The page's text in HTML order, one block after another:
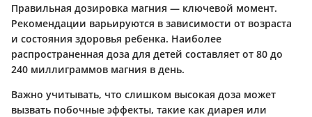
Правильная дозировка магния — ключевой момент.
Рекомендации варьируются в зависимости от возраста
и состояния здоровья ребенка. Наиболее
распространенная доза для детей составляет от 80 до
240 миллиграммов магния в день.
Важно учитывать, что слишком высокая доза может
вызвать побочные эффекты, такие как диарея или